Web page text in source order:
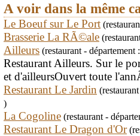
A voir dans la même
Le Boeuf sur Le Port
Brasserie La RÃ©ale
Ailleurs (restaurant -
Restaurant Ailleurs. Sur le
et d'ailleursOuvert toute
Restaurant Le Jardin
)
La Cogoline (restaurant -
Restaurant Le Dragon d'Or